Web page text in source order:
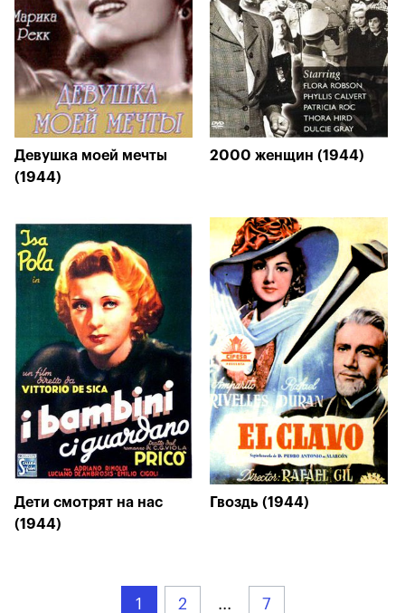
Девушка моей мечты
(1944)
2000 женщин (1944)
Дети смотрят на нас
(1944)
Гвоздь (1944)
1 2 ... 7